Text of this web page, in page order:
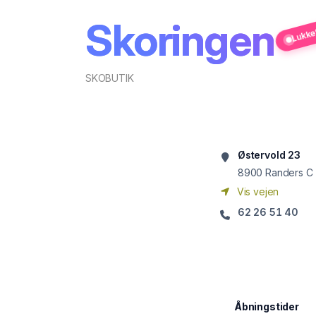
Skoringen
SKOBUTIK
Østervold 23
8900 Randers C
Vis vejen
62 26 51 40
Åbningstider